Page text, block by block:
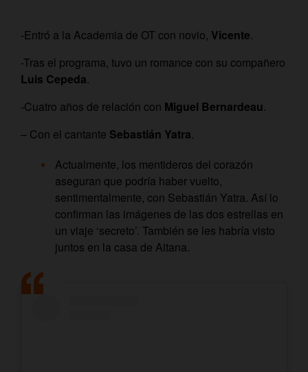
-Entró a la Academia de OT con novio, Vicente.
-Tras el programa, tuvo un romance con su compañero
Luis Cepeda.
-Cuatro años de relación con Miguel Bernardeau.
– Con el cantante Sebastián Yatra.
Actualmente, los mentideros del corazón
aseguran que podría haber vuelto,
sentimentalmente, con Sebastián Yatra. Así lo
confirman las imágenes de las dos estrellas en
un viaje ‘secreto’. También se les habría visto
juntos en la casa de Aitana.